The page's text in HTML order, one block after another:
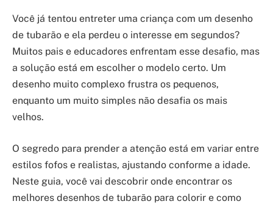
Você já tentou entreter uma criança com um desenho
de tubarão e ela perdeu o interesse em segundos?
Muitos pais e educadores enfrentam esse desafio, mas
a solução está em escolher o modelo certo. Um
desenho muito complexo frustra os pequenos,
enquanto um muito simples não desafia os mais
velhos.
O segredo para prender a atenção está em variar entre
estilos fofos e realistas, ajustando conforme a idade.
Neste guia, você vai descobrir onde encontrar os
melhores desenhos de tubarão para colorir e como